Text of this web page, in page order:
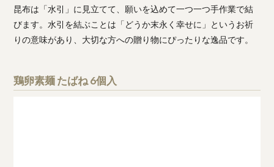
昆布は「水引」に見立てて、願いを込めて一つ一つ手作業で結
びます。水引を結ぶことは「どうか末永く幸せに」というお祈
りの意味があり、大切な方への贈り物にぴったりな逸品です。
鶏卵素麺 たばね 6個入